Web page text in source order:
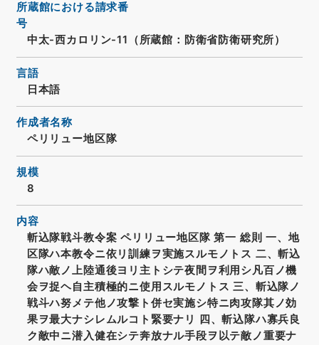
所蔵館における請求番
号
中太-西カロリン-11（所蔵館：防衛省防衛研究所）
言語
日本語
作成者名称
ペリリュー地区隊
規模
8
内容
斬込隊戦斗教令案 ペリリュー地区隊 第一 総則 一、地
区隊ハ本教令ニ依リ訓練ヲ実施スルモノトス 二、斬込
隊ハ敵ノ上陸通後ヨリ主トシテ夜間ヲ利用シ凡百ノ機
会ヲ捉ヘ自主積極的ニ使用スルモノトス 三、斬込隊ノ
戦斗ハ努メテ他ノ攻撃ト併セ実施シ特ニ肉攻隊其ノ効
果ヲ最大ナシレムルコト緊要ナリ 四、斬込隊ハ寡兵良
ク敵中ニ潜入健在シテ奔放ナル手段ヲ以テ敵ノ重要ナ